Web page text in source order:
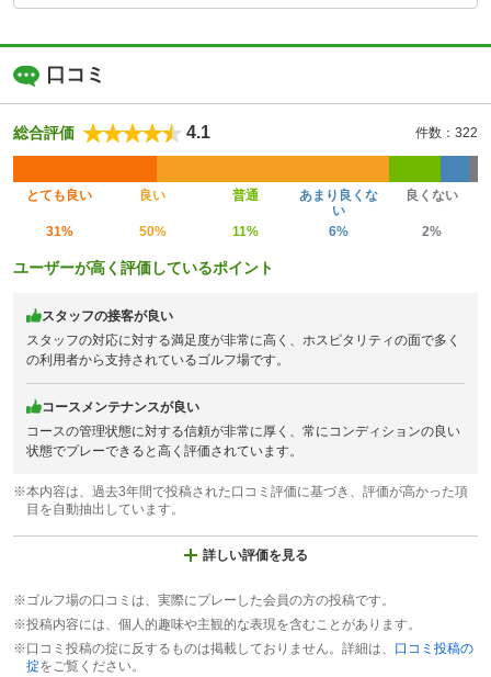
口コミ
総合評価 4.1 件数：322
とても良い 良い 普通
あまり良くな
い
良くない
31% 50% 11% 6% 2%
ユーザーが高く評価しているポイント
スタッフの接客が良い
スタッフの対応に対する満足度が非常に高く、ホスピタリティの面で多く
の利用者から支持されているゴルフ場です。
コースメンテナンスが良い
コースの管理状態に対する信頼が非常に厚く、常にコンディションの良い
状態でプレーできると高く評価されています。
※本内容は、過去3年間で投稿された口コミ評価に基づき、評価が高かった項
目を自動抽出しています。
詳しい評価を見る
※ゴルフ場の口コミは、実際にプレーした会員の方の投稿です。
※投稿内容には、個人的趣味や主観的な表現を含むことがあります。
※口コミ投稿の掟に反するものは掲載しておりません。詳細は、 口コミ投稿の
掟をご覧ください。